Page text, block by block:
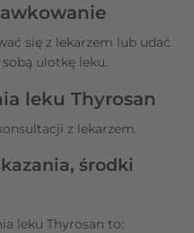
się z lekarzem lub udać
ulotkę leku.
leku Thyrosan
z lekarzem.
środki
leku Thyrosan to: